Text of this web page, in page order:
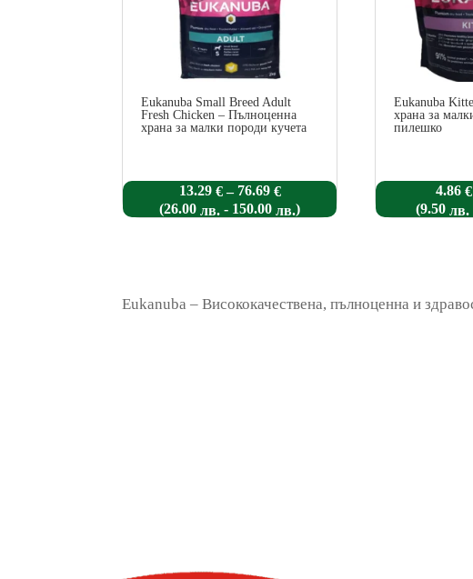
Eukanuba Small Breed Adult
Fresh Chicken – Пълноценна
храна за малки породи кучета
13.29 € – 76.69 €Price
range:
13.29 €
(26.00 лв. - 150.00 лв.)
Eukanuba
храна за
пилешко
4.86 €
(9.50 лв.
Eukanuba – Висококачествена, пълноценна и